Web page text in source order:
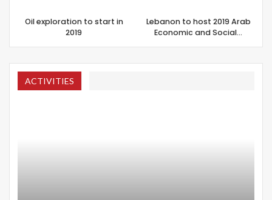
Oil exploration to start in
2019
Lebanon to host 2019 Arab
Economic and Social…
ACTIVITIES